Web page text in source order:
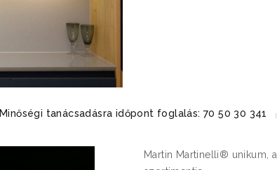
Minőségi tanácsadásra időpont foglalás: 70 50 30 341
Martin Martinelli® unikum,